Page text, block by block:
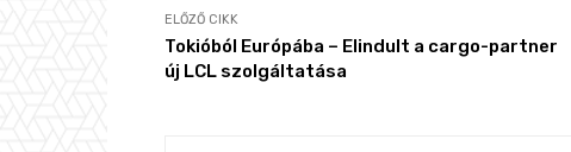
ELŐZŐ CIKK
Tokióból Európába – Elindult a cargo-partner
új LCL szolgáltatása